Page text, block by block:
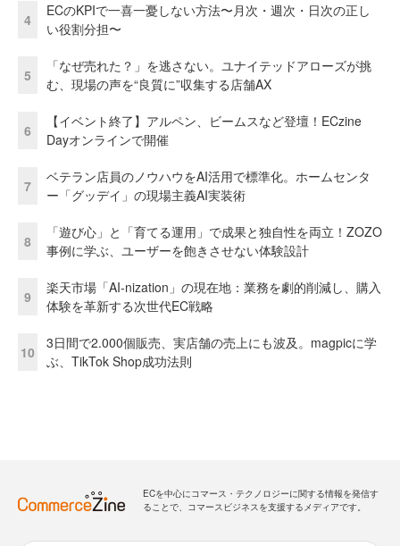
4
ECのKPIで一喜一憂しない方法〜月次・週次・日次の正し
い役割分担〜
5
「なぜ売れた？」を逃さない。ユナイテッドアローズが挑
む、現場の声を“良質に”収集する店舗AX
6
【イベント終了】アルペン、ビームスなど登壇！ECzine
Dayオンラインで開催
7
ベテラン店員のノウハウをAI活用で標準化。ホームセンタ
ー「グッデイ」の現場主義AI実装術
8
「遊び心」と「育てる運用」で成果と独自性を両立！ZOZO
事例に学ぶ、ユーザーを飽きさせない体験設計
9
楽天市場「AI-nization」の現在地：業務を劇的削減し、購入
体験を革新する次世代EC戦略
10
3日間で2.000個販売、実店舗の売上にも波及。magpicに学
ぶ、TikTok Shop成功法則
ECを中心にコマース・テクノロジーに関する情報を発信す
ることで、コマースビジネスを支援するメディアです。